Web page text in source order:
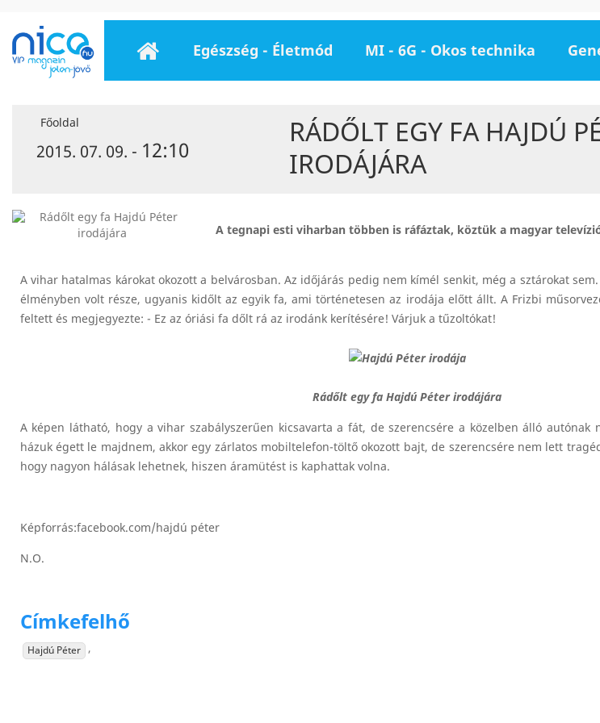
Egészség - Életmód MI - 6G - Okos technika
Főoldal
2015. 07. 09. - 12:10
RÁDŐLT EGY FA HAJDÚ
IRODÁJÁRA
A tegnapi esti viharban többen is ráfáztak, köztük a magyar
A vihar hatalmas károkat okozott a belvárosban. Az időjárás pedig nem kímél senkit, még a sztárokat
élményben volt része, ugyanis kidőlt az egyik fa, ami történetesen az irodája előtt állt. A Frizbi
feltett és megjegyezte: - Ez az óriási fa dőlt rá az irodánk kerítésére! Várjuk a tűzoltókat!
Rádőlt egy fa Hajdú Péter irodájára
A képen látható, hogy a vihar szabályszerűen kicsavarta a fát, de szerencsére a közelben álló
házuk égett le majdnem, akkor egy zárlatos mobiltelefon-töltő okozott bajt, de szerencsére nem lett
hogy nagyon hálásak lehetnek, hiszen áramütést is kaphattak volna.
Képforrás:facebook.com/hajdú péter
N.O.
Címkefelhő
Hajdú Péter ,